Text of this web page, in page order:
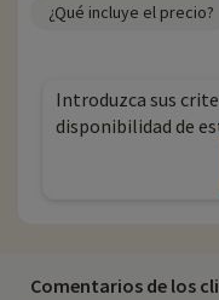
¿Qué incluye el precio?
Introduzca sus
disponibilidad de
Comentarios de los